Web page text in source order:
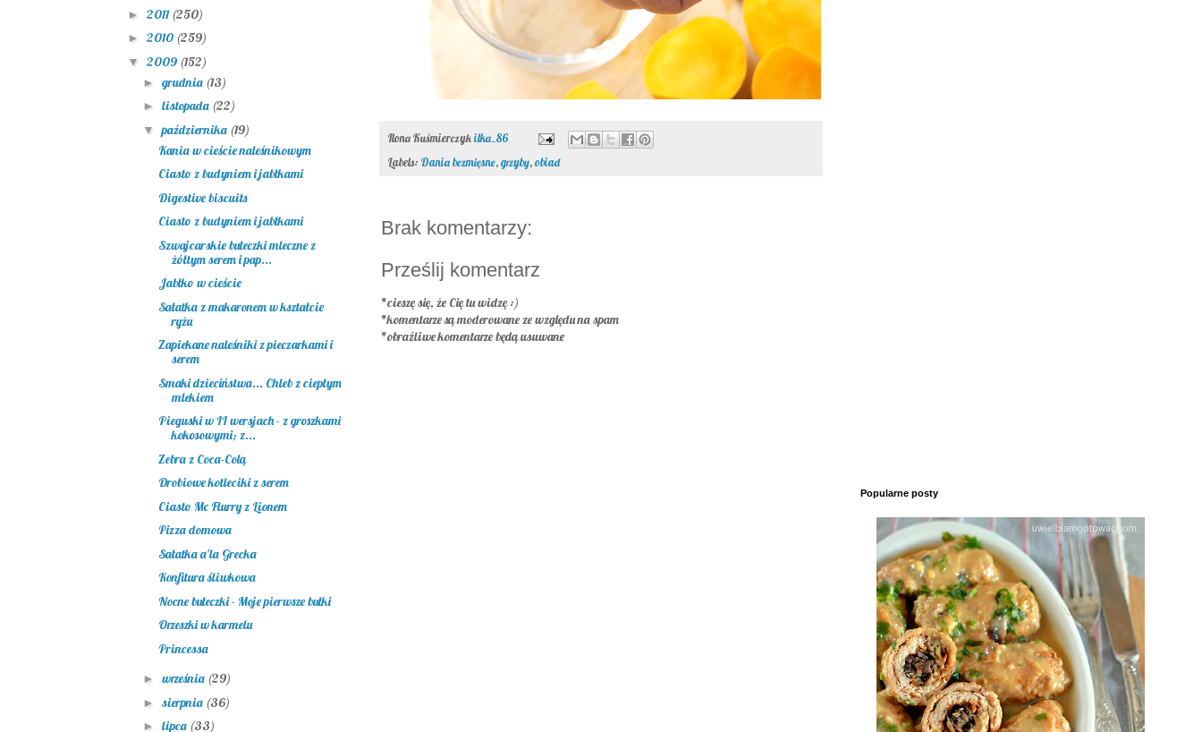
Ilona Kuśmierczykilka_86
Labels: Dania bezmięsne,grzyby,obiad
Brak komentarzy:
Prześlij komentarz
*cieszę się, że Cię tu widzę :)
*komentarze są moderowane ze względu na spam
*obraźliwe komentarze będą usuwane
► 2011 (250)
► 2010 (259)
▼ 2009 (152)
► grudnia (13)
► listopada (22)
▼października (19)
Kania w cieście naleśnikowym
Ciasto z budyniem i jabłkami
Digestive biscuits
Ciasto z budyniem i jabłkami
Szwajcarskie bułeczki mleczne z
żółtym serem i pap...
Jabłko w cieście
Sałatka z makaronem w kształcie
ryżu
Zapiekane naleśniki z pieczarkami i
serem
Smaki dzieciństwa... Chleb z ciepłym
mlekiem
Pieguski w II wersjach - z groszkami
kokosowymi; z...
Zebra z Coca-Colą
Drobiowe kotleciki z serem
Ciasto Mc Flurry z Lionem
Pizza domowa
Sałatka a'la Grecka
Konfitura śliwkowa
Nocne bułeczki - Moje pierwsze bułki
Orzeszki w karmelu
Princessa
► września (29)
► sierpnia (36)
► lipca (33)
Popularne posty